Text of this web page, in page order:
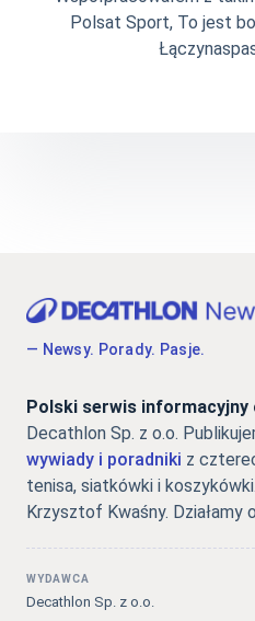
Polsat Sport, To jest
— Newsy. Porady. Pasje.
Polski serwis informacyjny
Decathlon Sp. z o.o.
wywiady i poradniki z
tenisa, siatkówki i
Krzysztof Kwaśny. Działamy
WYDAWCA
Decathlon Sp. z o.o.